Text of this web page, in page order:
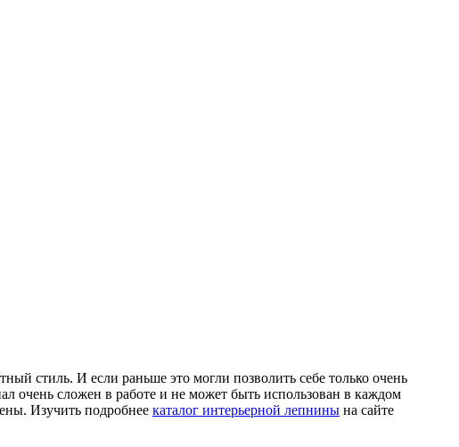
стиль. И если раньше это могли позволить себе только очень
очень сложен в работе и не может быть использован в каждом
Изучить подробнее каталог интерьерной лепнины на сайте